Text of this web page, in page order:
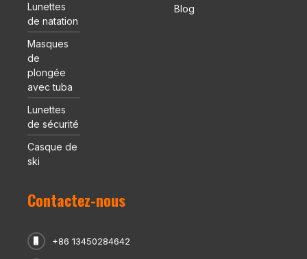
Lunettes
de natation
Masques
de
plongée
avec tuba
Lunettes
de sécurité
Casque de
ski
Blog
Contactez-nous
+86 13450284642